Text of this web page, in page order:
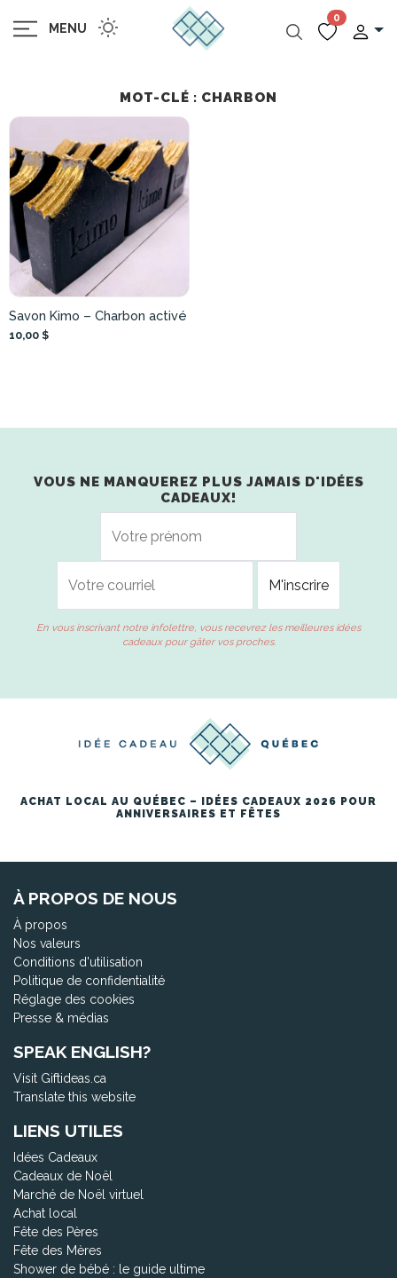
MENU
0
MOT-CLÉ : CHARBON
Savon Kimo – Charbon activé
10,00 $
VOUS NE MANQUEREZ PLUS JAMAIS D'IDÉES
CADEAUX!
En vous inscrivant notre infolettre, vous recevrez les meilleures idées
cadeaux pour gâter vos proches.
ACHAT LOCAL AU QUÉBEC – IDÉES CADEAUX 2026 POUR
ANNIVERSAIRES ET FÊTES
À PROPOS DE NOUS
À propos
Nos valeurs
Conditions d'utilisation
Politique de confidentialité
Réglage des cookies
Presse & médias
SPEAK ENGLISH?
Visit Giftideas.ca
Translate this website
LIENS UTILES
Idées Cadeaux
Cadeaux de Noël
Marché de Noël virtuel
Achat local
Fête des Pères
Fête des Mères
Shower de bébé : le guide ultime